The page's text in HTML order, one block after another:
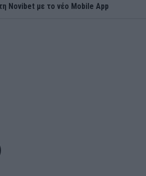
Novibet με το νέο Mobile App